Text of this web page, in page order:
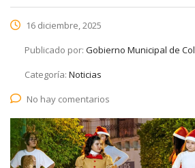
16 diciembre, 2025
Publicado por: Gobierno Municipal de
Categoría: Noticias
No hay comentarios